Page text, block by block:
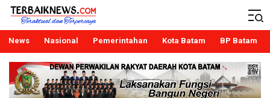
Terbaiknews
Teraktual dan Terpercaya
News Nasional Pemerintahan Kota Batam BP Batam